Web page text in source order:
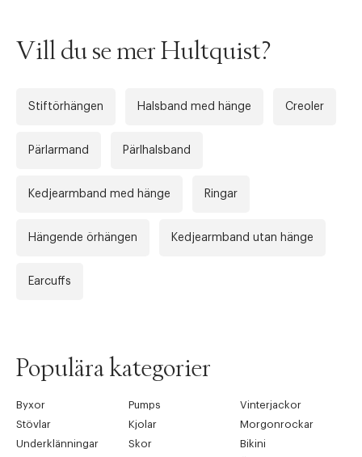
Vill du se mer Hultquist?
Stiftörhängen Halsband med hänge Creoler
Pärlarmand Pärlhalsband
Kedjearmband med hänge Ringar
Hängende örhängen Kedjearmband utan hänge
Earcuffs
Populära kategorier
Byxor Pumps
Vinterjackor
Stövlar
Kjolar
Morgonrockar
Underklänningar
Skor
Bikini